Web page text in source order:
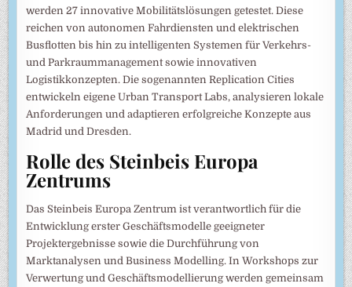
werden 27 innovative Mobilitätslösungen getestet. Diese
reichen von autonomen Fahrdiensten und elektrischen
Busflotten bis hin zu intelligenten Systemen für Verkehrs-
und Parkraummanagement sowie innovativen
Logistikkonzepten. Die sogenannten Replication Cities
entwickeln eigene Urban Transport Labs, analysieren lokale
Anforderungen und adaptieren erfolgreiche Konzepte aus
Madrid und Dresden.
Rolle des Steinbeis Europa
Zentrums
Das Steinbeis Europa Zentrum ist verantwortlich für die
Entwicklung erster Geschäftsmodelle geeigneter
Projektergebnisse sowie die Durchführung von
Marktanalysen und Business Modelling. In Workshops zur
Verwertung und Geschäftsmodellierung werden gemeinsam